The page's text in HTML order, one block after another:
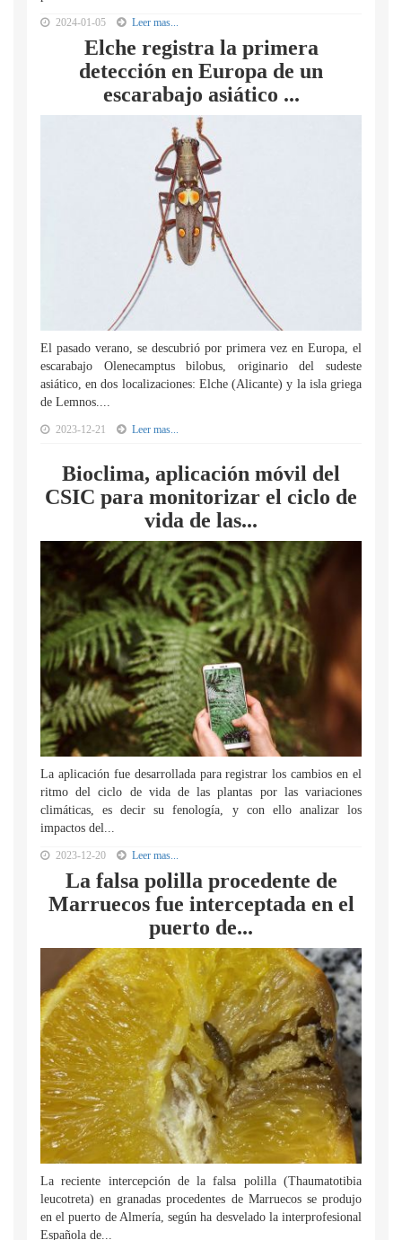
2024-01-05 Leer mas...
Elche registra la primera
detección en Europa de un
escarabajo asiático ...
El pasado verano, se descubrió por primera vez en Europa, el
escarabajo Olenecamptus bilobus, originario del sudeste
asiático, en dos localizaciones: Elche (Alicante) y la isla griega
de Lemnos....
2023-12-21 Leer mas...
Bioclima, aplicación móvil del
CSIC para monitorizar el ciclo de
vida de las...
La aplicación fue desarrollada para registrar los cambios en el
ritmo del ciclo de vida de las plantas por las variaciones
climáticas, es decir su fenología, y con ello analizar los
impactos del...
2023-12-20 Leer mas...
La falsa polilla procedente de
Marruecos fue interceptada en el
puerto de...
La reciente intercepción de la falsa polilla (Thaumatotibia
leucotreta) en granadas procedentes de Marruecos se produjo
en el puerto de Almería, según ha desvelado la interprofesional
Española de...